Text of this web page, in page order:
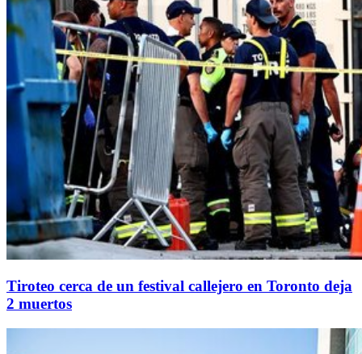
Tiroteo cerca de un festival callejero en Toronto deja
2 muertos